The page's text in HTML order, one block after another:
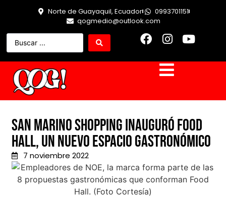
Norte de Guayaquil, Ecuador
0993701151
qogmedio@outlook.com
San Marino Shopping inauguró Food
Hall, un nuevo espacio gastronómico
7 noviembre 2022